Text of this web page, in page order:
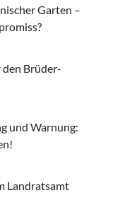
Garten –
Brüder-
und Warnung:
Landratsamt